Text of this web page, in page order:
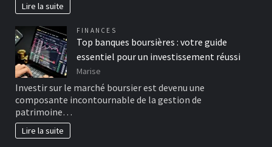
Lire la suite
FINANCES
Top banques boursières : votre guide
essentiel pour un investissement réussi
Marise
Investir sur le marché boursier est devenu une
composante incontournable de la gestion de
patrimoine…
Lire la suite